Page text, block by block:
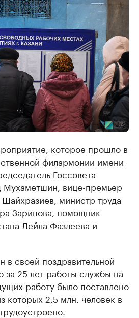
которое прошло в
филармонии имени
Госсовета
Мухаметшин, вице-премьер
Шайхразиев, министр труда
Зарипова, помощник
Лейла Фазлеева и
своей поздравительной
за 25 лет работы службы на
работу было поставлено
которых 2,5 млн. человек в